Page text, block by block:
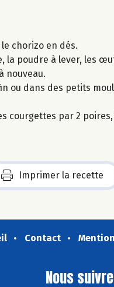
chorizo en dés.
la poudre à lever, les
nouveau.
ou dans des petits
courgettes par 2
Imprimer la recette
Contact
Nous